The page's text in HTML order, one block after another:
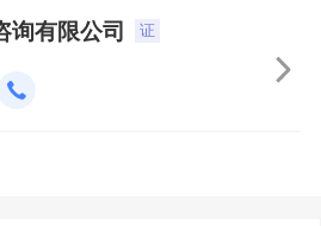
询有限公司 证
